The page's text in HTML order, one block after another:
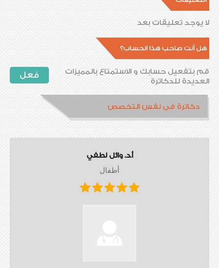
لا يوجد تعليقات بعد
هل أنت صاحب هذا الحساب؟
فعل
قم بتفعيل حسابك و الاستمتاع بالمميزات
العديدة للدكاترة
دكاترة فى نفس التخصص
أ.د. وائل لطفي
أطفال